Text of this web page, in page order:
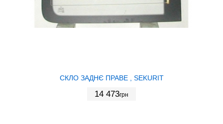
СКЛО ЗАДНЄ ПРАВЕ , SEKURIT
14 473грн